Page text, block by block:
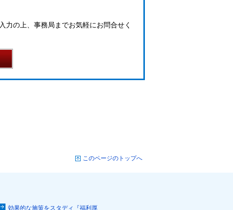
力の上、事務局までお気軽にお問合せく
このページのトップへ
効果的な施策をスタディ『福利厚